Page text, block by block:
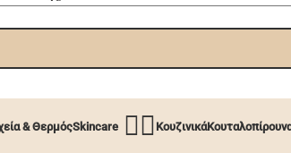
& ΘερμόςSkincare 🧖‍♀️ Κουζινικά